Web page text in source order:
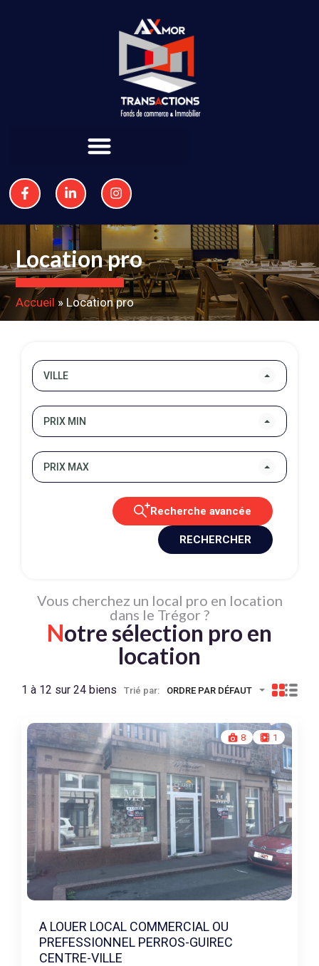
Location pro
Accueil » Location pro
VILLE
PRIX MIN
PRIX MAX
Recherche avancée
RECHERCHER
Vous cherchez un local pro en location
dans le Trégor ?
Notre sélection pro en
location
1 à 12 sur 24 biens Trié par: ORDRE PAR DÉFAUT
8 1
A LOUER LOCAL COMMERCIAL OU
PREFESSIONNEL PERROS-GUIREC
CENTRE-VILLE